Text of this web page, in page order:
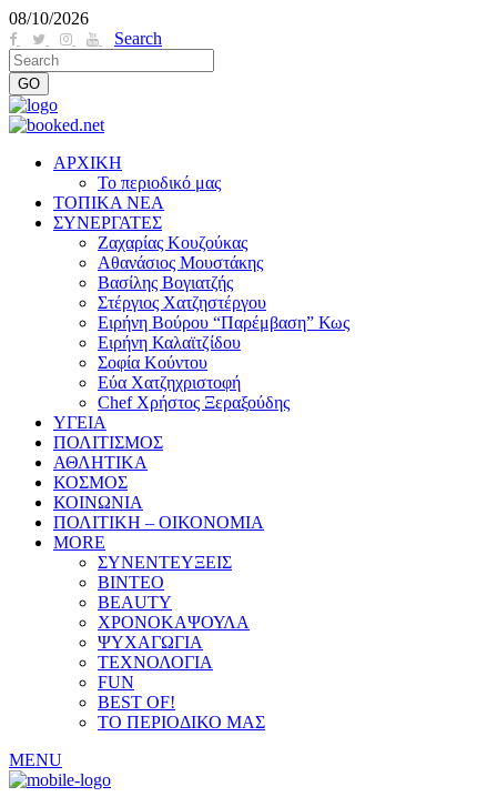
08/10/2026
Search
ΑΡΧΙΚΗ
Το περιοδικό μας
ΤΟΠΙΚΑ ΝΕΑ
ΣΥΝΕΡΓΑΤΕΣ
Ζαχαρίας Κουζούκας
Αθανάσιος Μουστάκης
Βασίλης Βογιατζής
Στέργιος Χατζηστέργου
Ειρήνη Βούρου “Παρέμβαση” Κως
Ειρήνη Καλαϊτζίδου
Σοφία Κούντου
Εύα Χατζηχριστοφή
Chef Χρήστος Ξεραξούδης
ΥΓΕΙΑ
ΠΟΛΙΤΙΣΜΟΣ
ΑΘΛΗΤΙΚΑ
ΚΟΣΜΟΣ
ΚΟΙΝΩΝΙΑ
ΠΟΛΙΤΙΚΗ – ΟΙΚΟΝΟΜΙΑ
MORE
ΣΥΝΕΝΤΕΥΞΕΙΣ
ΒΙΝΤΕΟ
BEAUTY
ΧΡΟΝΟΚΑΨΟΥΛΑ
ΨΥΧΑΓΩΓΙΑ
ΤΕΧΝΟΛΟΓΙΑ
FUN
BEST OF!
ΤΟ ΠΕΡΙΟΔΙΚΟ ΜΑΣ
MENU